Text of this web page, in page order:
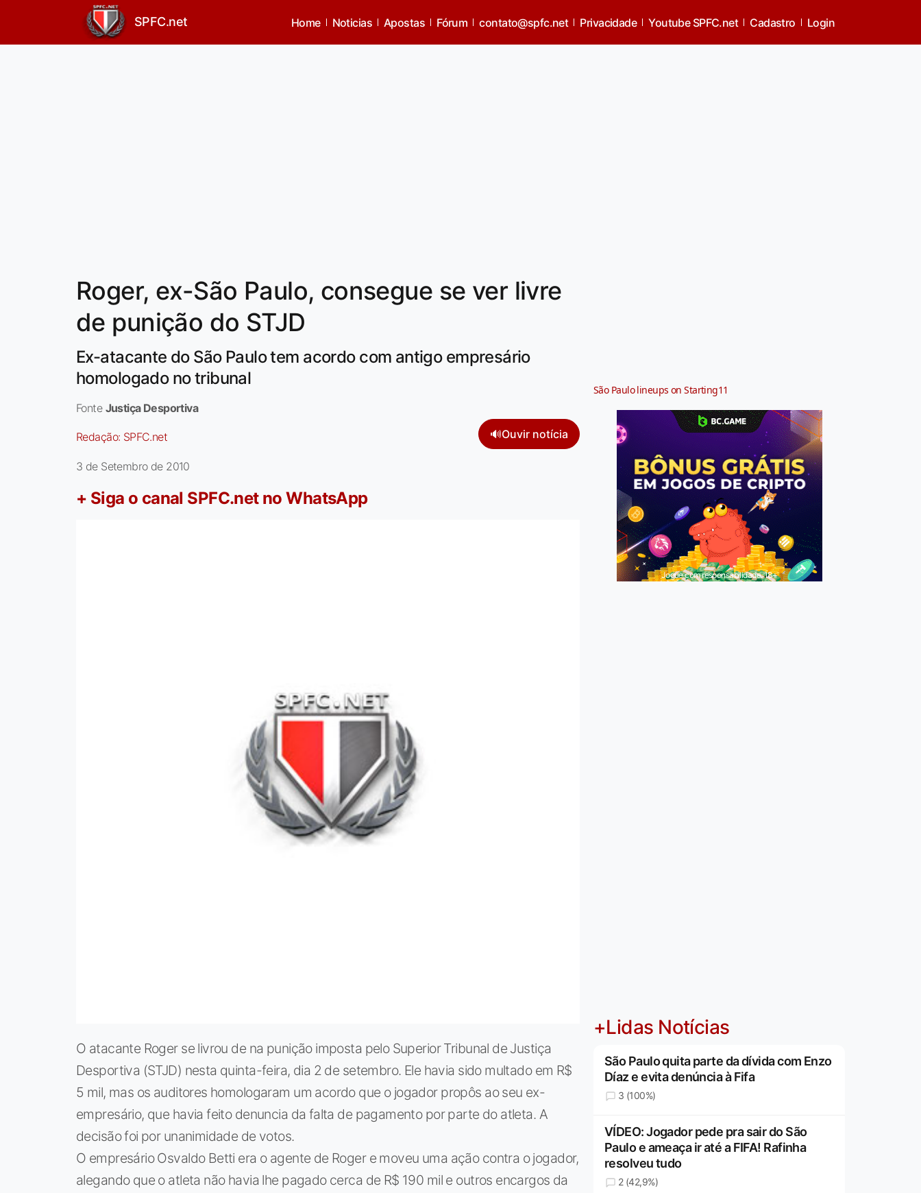
SPFC.net Home Noticias Apostas Fórum contato@spfc.net Privacidade Youtube SPFC.net Cadastro Login
Roger, ex-São Paulo, consegue se ver livre
de punição do STJD
Ex-atacante do São Paulo tem acordo com antigo empresário
homologado no tribunal
Fonte Justiça Desportiva
Redação: SPFC.net 🔊Ouvir notícia
3 de Setembro de 2010
+ Siga o canal SPFC.net no WhatsApp
O atacante Roger se livrou de na punição imposta pelo Superior Tribunal de Justiça
Desportiva (STJD) nesta quinta-feira, dia 2 de setembro. Ele havia sido multado em R$
5 mil, mas os auditores homologaram um acordo que o jogador propôs ao seu ex-
empresário, que havia feito denuncia da falta de pagamento por parte do atleta. A
decisão foi por unanimidade de votos.
O empresário Osvaldo Betti era o agente de Roger e moveu uma ação contra o jogador,
alegando que o atleta não havia lhe pagado cerca de R$ 190 mil e outros encargos da
São Paulo lineups on Starting11
Jogue com responsabilidade. 18+
+Lidas Notícias
São Paulo quita parte da dívida com Enzo
Díaz e evita denúncia à Fifa
3 (100%)
VÍDEO: Jogador pede pra sair do São
Paulo e ameaça ir até a FIFA! Rafinha
resolveu tudo
2 (42,9%)